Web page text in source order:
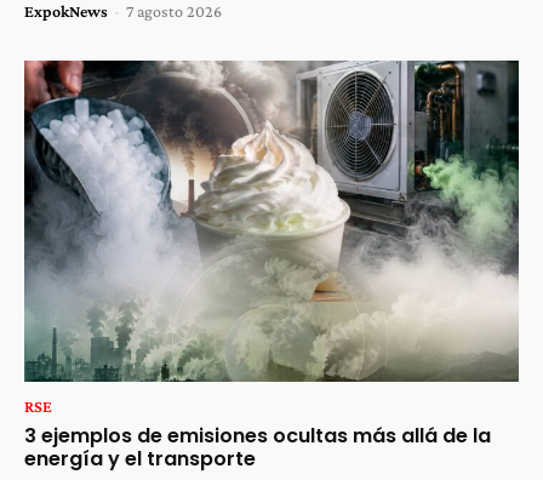
ExpokNews - 7 agosto 2026
RSE
3 ejemplos de emisiones ocultas más allá de la
energía y el transporte